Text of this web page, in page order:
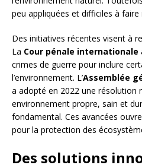
peu appliquées et difficiles à
Des initiatives récentes visent à
La Cour pénale internationale
crimes de guerre pour inclure
l’environnement. L’Assemblée
a adopté en 2022 une résolution
environnement propre, sain et
fondamental. Ces avancées
pour la protection des
Des solutions